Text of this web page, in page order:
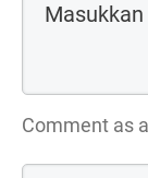
Comment as